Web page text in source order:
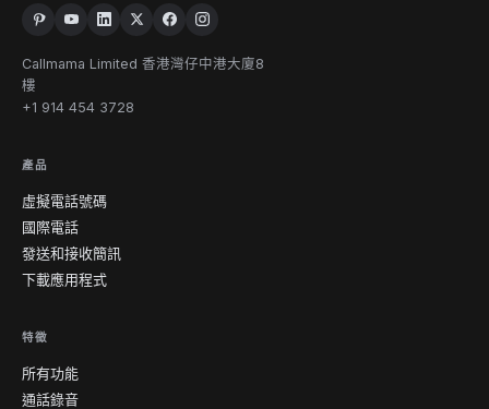
Callmama Limited 香港灣仔中港大廈8
樓
+1 914 454 3728
產品
虛擬電話號碼
國際電話
發送和接收簡訊
下載應用程式
特徵
所有功能
通話錄音